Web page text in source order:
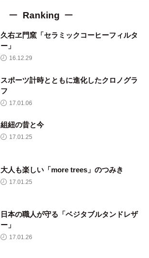
Ranking
久右ヱ門窯「セラミックコーヒーフィルタ
ー」
16.12.29
スポーツ計時とともに進化したクロノグラ
フ
17.01.06
組紐の昔と今
17.01.25
大人も楽しい「more trees」のつみき
17.01.25
日本の職人が守る「ベジタブルタンドレザ
ー」
17.01.26